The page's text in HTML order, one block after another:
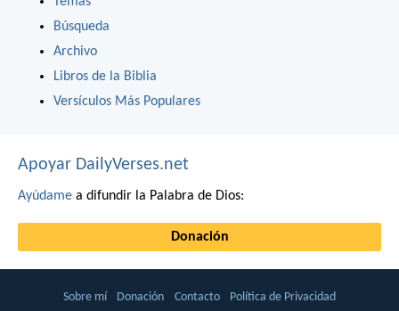
Búsqueda
Archivo
Libros de la Biblia
Versículos Más Populares
Apoyar DailyVerses.net
Ayúdame a difundir la Palabra de Dios:
Donación
Sobre mí Donación Contacto Política de Privacidad